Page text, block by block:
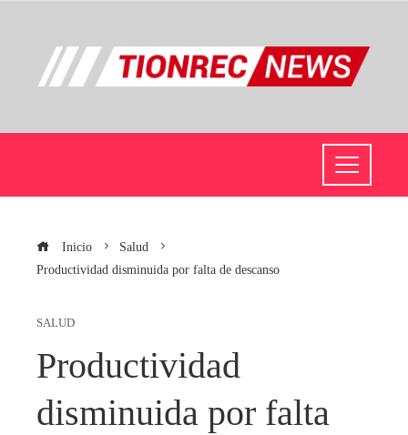
Inicio
Salud
Productividad disminuida por falta de descanso
SALUD
Productividad
disminuida por falta